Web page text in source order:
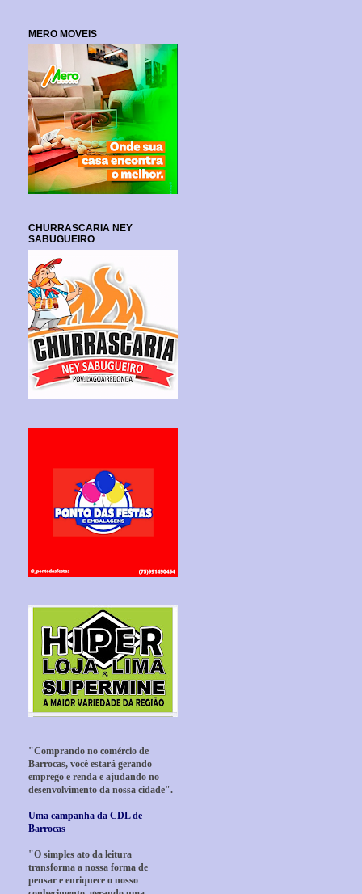
MERO MOVEIS
CHURRASCARIA NEY
SABUGUEIRO
"Comprando no comércio de
Barrocas, você estará gerando
emprego e renda e ajudando no
desenvolvimento da nossa cidade".
Uma campanha da CDL de
Barrocas
"O simples ato da leitura
transforma a nossa forma de
pensar e enriquece o nosso